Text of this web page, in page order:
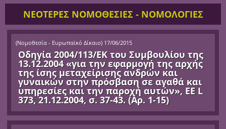
ΝΕΟΤΕΡΕΣ ΝΟΜΟΘΕΣΙΕΣ - ΝΟΜΟΛΟΓΙΕΣ
(Νομοθεσία - Ευρωπαϊκό Δίκαιο) 17/06/2015
Οδηγία 2004/113/ΕΚ του Συμβουλίου της
13.12.2004 «για την εφαρμογή της αρχής
της ίσης μεταχείρισης ανδρών και
γυναικών στην πρόσβαση σε αγαθά και
υπηρεσίες και την παροχή αυτών», ΕΕ L
373, 21.12.2004, σ. 37-43. (Αρ. 1-15)